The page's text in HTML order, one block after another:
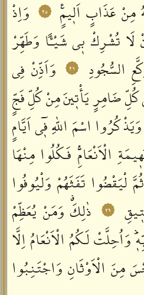
مِنْ عَذَابٍ اَلٖيمٍࣖ
٢٥
وَاِذْ
لَا تُشْرِكْ بٖي شَيْـٔاً وَطَهِّرْ
السُّجُودِ
٢٦
وَاَذِّنْ فِي
كُلِّ ضَامِرٍ يَأْتٖينَ مِنْ كُلِّ فَجٍّ
اسْمَ اللّٰهِ فٖٓي اَيَّامٍ
الْاَنْعَامِۚ فَكُلُوا مِنْهَا
ثُمَّ لْيَقْضُوا تَفَثَهُمْ وَلْيُوفُوا
٢٩
ذٰلِكَࣗ وَمَنْ يُعَظِّمْ
وَاُحِلَّتْ لَكُمُ الْاَنْعَامُ اِلَّا
مِنَ الْاَوْثَانِ وَاجْتَنِبُوا